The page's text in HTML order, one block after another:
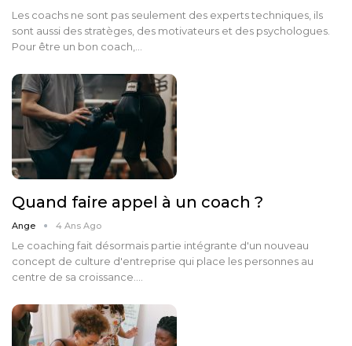
Les coachs ne sont pas seulement des experts techniques, ils
sont aussi des stratèges, des motivateurs et des psychologues.
Pour être un bon coach,…
Quand faire appel à un coach ?
Ange 4 Ans Ago
Le coaching fait désormais partie intégrante d'un nouveau
concept de culture d'entreprise qui place les personnes au
centre de sa croissance.…